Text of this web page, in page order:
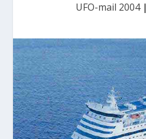
UFO-mail 2004|